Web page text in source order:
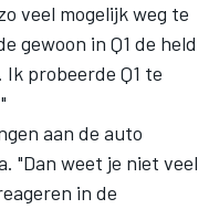
veel mogelijk weg te
gewoon in Q1 de held
probeerde Q1 te
aan de auto
"Dan weet je niet veel
in de